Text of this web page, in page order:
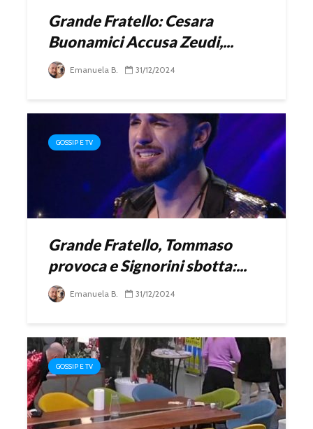
Grande Fratello: Cesara
Buonamici Accusa Zeudi,...
Emanuela B. 31/12/2024
GOSSIP E TV
Grande Fratello, Tommaso
provoca e Signorini sbotta:...
Emanuela B. 31/12/2024
GOSSIP E TV